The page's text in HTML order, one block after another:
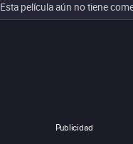
Esta película aún no tiene
Publicidad